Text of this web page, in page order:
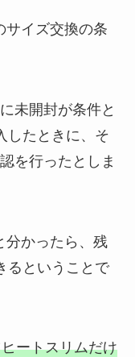
サイズ交換の条
未開封が条件と
したときに、そ
を行ったとしま
分かったら、残
るということで
ートスリムだけ